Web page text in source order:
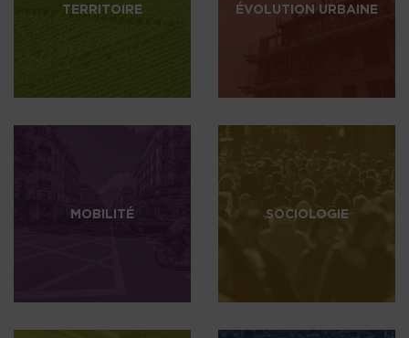
TERRITOIRE ÉVOLUTION URBAINE
MOBILITÉ SOCIOLOGIE